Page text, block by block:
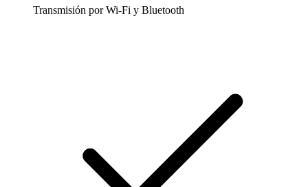
Transmisión por Wi-Fi y Bluetooth